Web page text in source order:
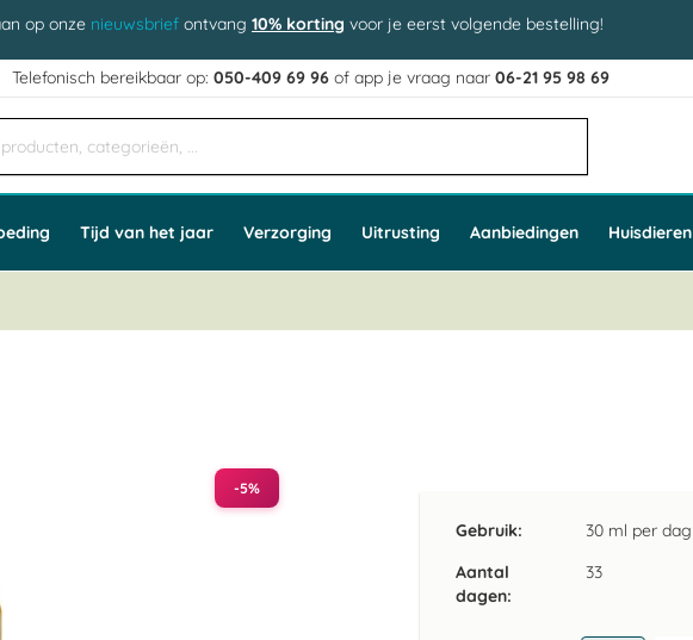
op onze nieuwsbrief ontvang 10% korting voor je eerst volgende bestelling!
Telefonisch bereikbaar op:050-409 69 96 of app je vraag naar06-21 95 98 69
Tijd van het jaar Verzorging Uitrusting Aanbiedingen Huisdieren
Gebruik: 30 ml per dag
Aantal
dagen:
33
-5%